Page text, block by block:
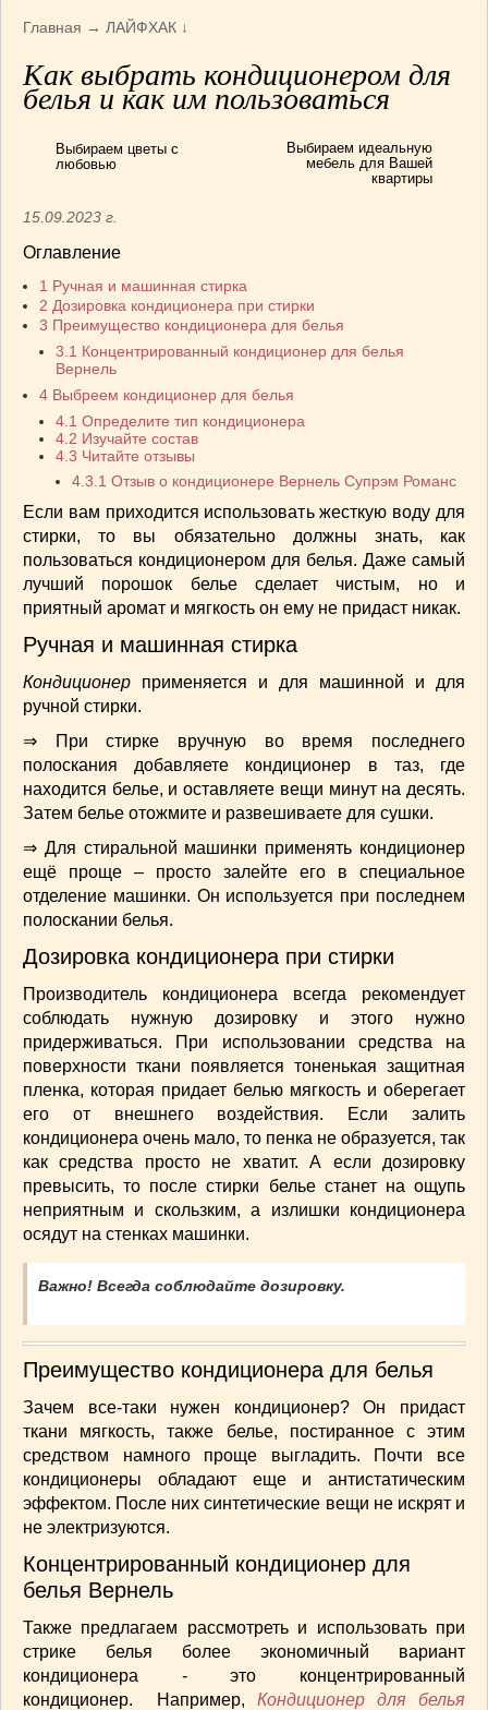
Армянская (4)
Грузинская(10)
Индийская(9)
Итальянская
Марокканская
Румынская кухня
Швейцарская(6)
ПЕРВЫЕ БЛЮДА(56)
ПОСТНЫЕ БЛЮДА(52)
САЛАТИКИ
Мясные (33)
Овощные (52)
Рыбные
ПЕЧЕМ ВМЕСТЕ (257)
Блинчики(13)
Печенье(22)
Пироги (139)
Пирожные(13)
Торты без выпечки
КРАСОТА И ЗДОРОВЬЕ
(185)
САМОРАЗВИТИЕ (12)
ИНТЕРЕСНЫЕ НОВОСТИ (38)
СТАТЬИ(272)
отдых(25)
ЛЕЧЕБНЫЕ СВОЙСТВА ПИЩЕВЫХ РАСТЕНИЙ
(56)
ДОМ и ДАЧА
ВАШИ РЕЦЕПТЫ
(3)
ДЕТСКОЕ МЕНЮ(1)
ЛАЙФХАК
МОДА (102)
РЕМОНТ
(28)
японская кухня(1)
Главная → ЛАЙФХАК ↓
Как выбрать кондиционером для
белья и как им пользоваться
Выбираем цветы с
любовью
Выбираем идеальную
мебель для Вашей
квартиры
15.09.2023 г.
Оглавление
1 Ручная и машинная стирка
2 Дозировка кондиционера при стирки
3 Преимущество кондиционера для белья
3.1 Концентрированный кондиционер для белья
Вернель
4 Выбреем кондиционер для белья
4.1 Определите тип кондиционера
4.2 Изучайте состав
4.3 Читайте отзывы
4.3.1 Отзыв о кондиционере Вернель Супрэм Романс
Если вам приходится использовать жесткую воду для
стирки, то вы обязательно должны знать, как
пользоваться кондиционером для белья. Даже самый
лучший порошок белье сделает чистым, но и
приятный аромат и мягкость он ему не придаст никак.
Ручная и машинная стирка
Кондиционер применяется и для машинной и для
ручной стирки.
⇒ При стирке вручную во время последнего
полоскания добавляете кондиционер в таз, где
находится белье, и оставляете вещи минут на десять.
Затем белье отожмите и развешиваете для сушки.
⇒ Для стиральной машинки применять кондиционер
ещё проще – просто залейте его в специальное
отделение машинки. Он используется при последнем
полоскании белья.
Дозировка кондиционера при стирки
Производитель кондиционера всегда рекомендует
соблюдать нужную дозировку и этого нужно
придерживаться. При использовании средства на
поверхности ткани появляется тоненькая защитная
пленка, которая придает белью мягкость и оберегает
его от внешнего воздействия. Если залить
кондиционера очень мало, то пенка не образуется, так
как средства просто не хватит. А если дозировку
превысить, то после стирки белье станет на ощупь
неприятным и скользким, а излишки кондиционера
осядут на стенках машинки.
Важно! Всегда соблюдайте дозировку.
Преимущество кондиционера для белья
Зачем все-таки нужен кондиционер? Он придаст
ткани мягкость, также белье, постиранное с этим
средством намного проще выгладить. Почти все
кондиционеры обладают еще и антистатическим
эффектом. После них синтетические вещи не искрят и
не электризуются.
Концентрированный кондиционер для
белья Вернель
Также предлагаем рассмотреть и использовать при
стрике белья более экономичный вариант
кондиционера - это концентрированный
кондиционер. Например, Кондиционер для белья